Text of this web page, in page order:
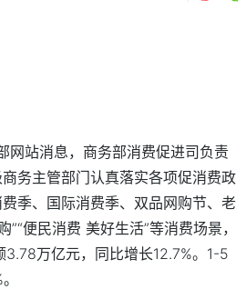
网站消息，商务部消费促进司负责
务主管部门认真落实各项促消费政
季、国际消费季、双品网购节、老
便民消费 美好生活”等消费场景，
万亿元，同比增长12.7%。1-5